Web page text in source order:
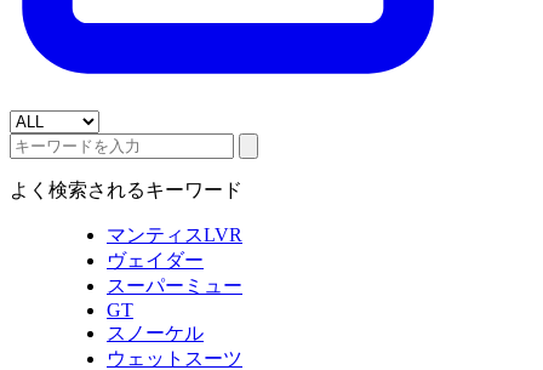
よく検索されるキーワード
マンティスLVR
ヴェイダー
スーパーミュー
GT
スノーケル
ウェットスーツ